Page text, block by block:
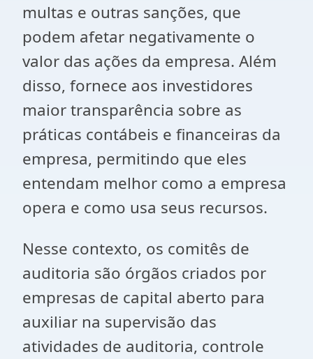
multas e outras sanções, que
podem afetar negativamente o
valor das ações da empresa. Além
disso, fornece aos investidores
maior transparência sobre as
práticas contábeis e financeiras da
empresa, permitindo que eles
entendam melhor como a empresa
opera e como usa seus recursos.
Nesse contexto, os comitês de
auditoria são órgãos criados por
empresas de capital aberto para
auxiliar na supervisão das
atividades de auditoria, controle